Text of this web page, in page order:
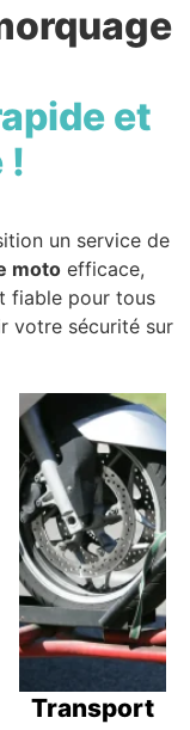
et
!
un service de
motoefficace,
fiable pour tous
votre sécurité sur
Transport